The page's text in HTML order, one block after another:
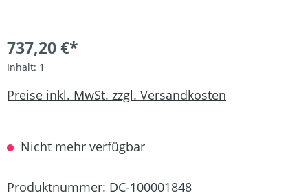
737,20 €*
Inhalt: 1
Preise inkl. MwSt. zzgl. Versandkosten
Nicht mehr verfügbar
Produktnummer: DC-100001848